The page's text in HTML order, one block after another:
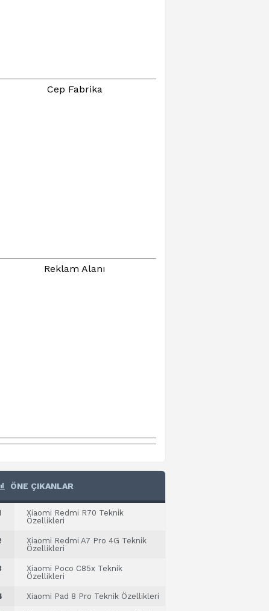
Cep Fabrika
Reklam Alanı
ÖNE ÇIKANLAR
Xiaomi Redmi R70 Teknik
Özellikleri
Xiaomi Redmi A7 Pro 4G Teknik
Özellikleri
Xiaomi Poco C85x Teknik
Özellikleri
Xiaomi Pad 8 Pro Teknik Özellikleri